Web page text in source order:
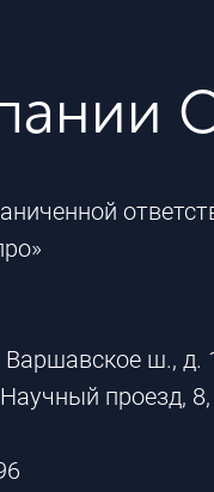
Варшавское ш.,
проезд, 8,